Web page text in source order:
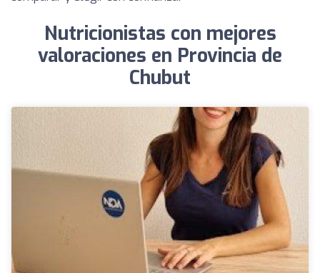
Nutricionistas con mejores
valoraciones en Provincia de
Chubut